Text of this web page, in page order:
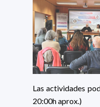
Las actividades
20:00h aprox.)